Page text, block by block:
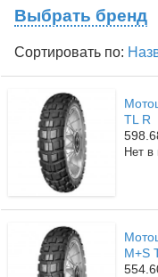
Выбрать бренд
Сортировать по:
TL R
Нет в
M+S